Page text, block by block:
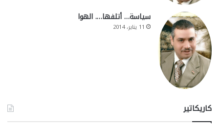
سياسة… أتلفها…. الهوا
11 يناير، 2014
كاريكاتير